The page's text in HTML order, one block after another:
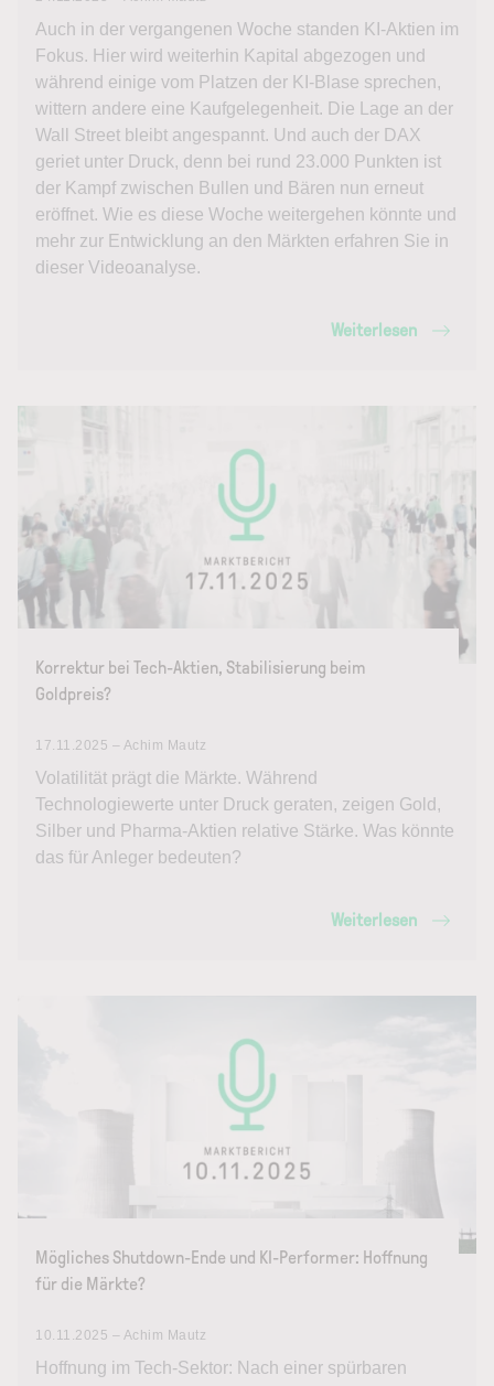
Auch in der vergangenen Woche standen KI-Aktien im
Fokus. Hier wird weiterhin Kapital abgezogen und
während einige vom Platzen der KI-Blase sprechen,
wittern andere eine Kaufgelegenheit. Die Lage an der
Wall Street bleibt angespannt. Und auch der DAX
geriet unter Druck, denn bei rund 23.000 Punkten ist
der Kampf zwischen Bullen und Bären nun erneut
eröffnet. Wie es diese Woche weitergehen könnte und
mehr zur Entwicklung an den Märkten erfahren Sie in
dieser Videoanalyse.
Weiterlesen
Korrektur bei Tech-Aktien, Stabilisierung beim
Goldpreis?
17.11.2025 – Achim Mautz
Volatilität prägt die Märkte. Während
Technologiewerte unter Druck geraten, zeigen Gold,
Silber und Pharma-Aktien relative Stärke. Was könnte
das für Anleger bedeuten?
Weiterlesen
Mögliches Shutdown-Ende und KI-Performer: Hoffnung
für die Märkte?
10.11.2025 – Achim Mautz
Hoffnung im Tech-Sektor: Nach einer spürbaren